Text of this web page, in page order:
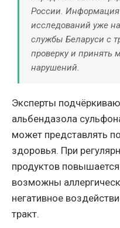
России. Информация
исследований уже
службы Беларуси с
проверку и принять
нарушений.
Эксперты
альбендазола
может представлять
здоровья. При
продуктов повышается
возможны
негативное
тракт.